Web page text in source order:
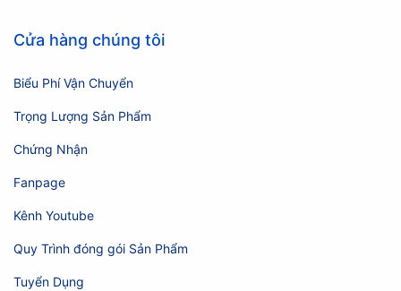
Cửa hàng chúng tôi
Biểu Phí Vận Chuyển
Trọng Lượng Sản Phẩm
Chứng Nhận
Fanpage
Kênh Youtube
Quy Trình đóng gói Sản Phẩm
Tuyển Dụng